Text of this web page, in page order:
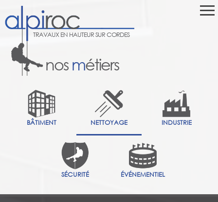
TRAVAUX EN HAUTEUR SUR CORDES
nos métiers
BÂTIMENT NETTOYAGE INDUSTRIE
SÉCURITÉ ÉVÉNEMENTIEL